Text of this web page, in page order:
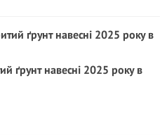
ґрунт навесні 2025 року в